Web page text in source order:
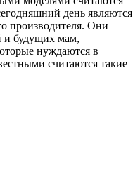
день являются
производителя. Они
и будущих мам,
нуждаются в
считаются такие